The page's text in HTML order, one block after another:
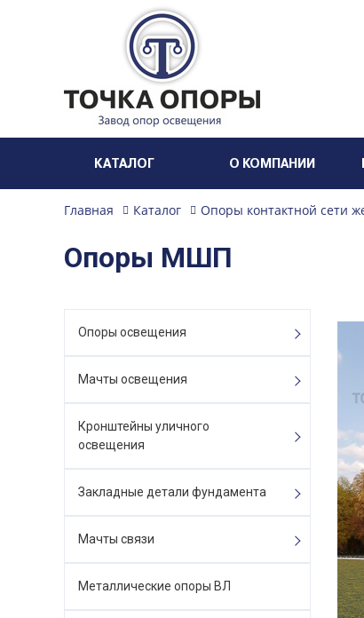
КАТАЛОГ О КОМПАНИИ
Главная Каталог Опоры контактной сети
Опоры МШП
Опоры освещения
Мачты освещения
Кронштейны уличного
освещения
Закладные детали фундамента
Мачты связи
Металлические опоры ВЛ